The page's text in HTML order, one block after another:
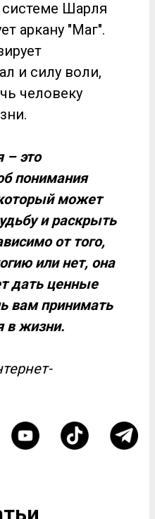
Шарля
аркану "Маг".
и силу воли,
человеку
– это
понимания
может
и раскрыть
от того,
или нет, она
дать ценные
вам принимать
в жизни.